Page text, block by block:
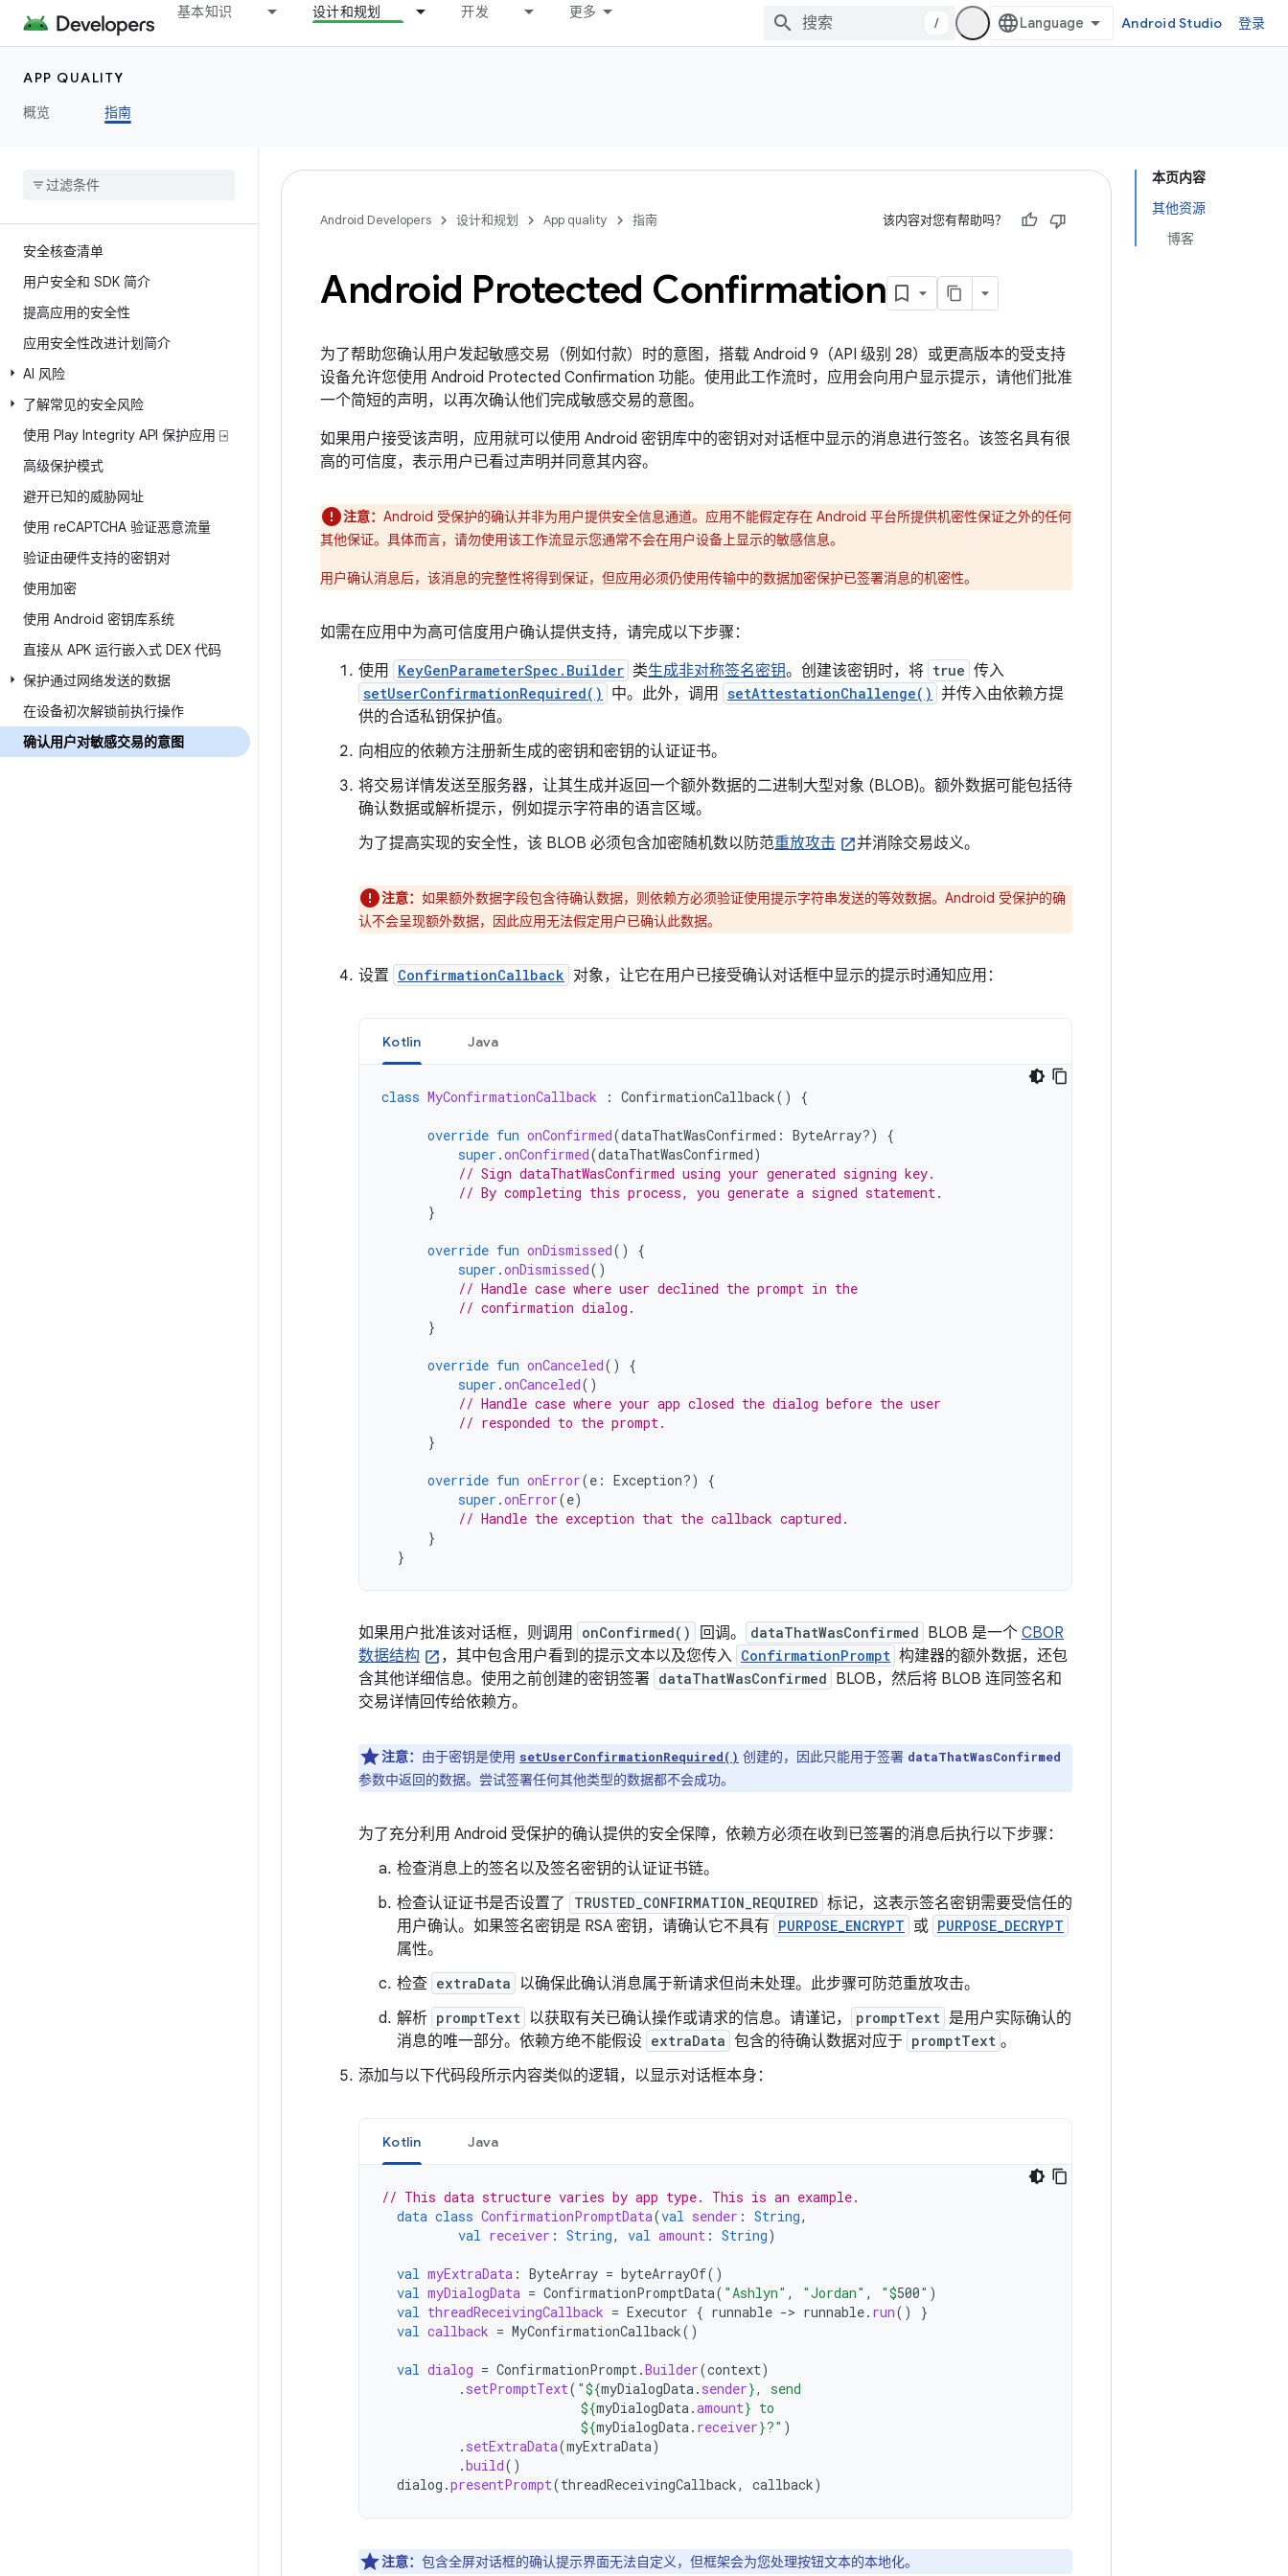
基本知识 设计和规划 开发 更多
/ Android Studio 登录
APP QUALITY
概览
指南
安全核查清单
用户安全和 SDK 简介
提高应用的安全性
应用安全性改进计划简介
AI 风险
了解常见的安全风险
使用 Play Integrity API 保护应用 ⍈
高级保护模式
避开已知的威胁网址
使用 reCAPTCHA 验证恶意流量
验证由硬件支持的密钥对
使用加密
使用 Android 密钥库系统
直接从 APK 运行嵌入式 DEX 代码
保护通过网络发送的数据
在设备初次解锁前执行操作
确认用户对敏感交易的意图
本页内容
其他资源
博客
Android Developers 设计和规划 App quality 指南 该内容对您有帮助吗？
Android Protected Confirmation
为了帮助您确认用户发起敏感交易（例如付款）时的意图，搭载 Android 9（API 级别 28）或更高版本的受支持
设备允许您使用 Android Protected Confirmation 功能。使用此工作流时，应用会向用户显示提示，请他们批准
一个简短的声明，以再次确认他们完成敏感交易的意图。
如果用户接受该声明，应用就可以使用 Android 密钥库中的密钥对对话框中显示的消息进行签名。该签名具有很
高的可信度，表示用户已看过声明并同意其内容。
注意： Android 受保护的确认并非为用户提供安全信息通道。应用不能假定存在 Android 平台所提供机密性保证之外的任何
其他保证。具体而言，请勿使用该工作流显示您通常不会在用户设备上显示的敏感信息。
用户确认消息后，该消息的完整性将得到保证，但应用必须仍使用传输中的数据加密保护已签署消息的机密性。
如需在应用中为高可信度用户确认提供支持，请完成以下步骤：
使用
KeyGenParameterSpec.Builder 类生成非对称签名密钥。创建该密钥时，将 true 传入
setUserConfirmationRequired() 中。此外，调用 setAttestationChallenge() 并传入由依赖方提
供的合适私钥保护值。
向相应的依赖方注册新生成的密钥和密钥的认证证书。
将交易详情发送至服务器，让其生成并返回一个额外数据的二进制大型对象 (BLOB)。 额外数据可能包括待
确认数据或解析提示，例如提示字符串的语言区域。
为了提高实现的安全性，该 BLOB 必须包含加密随机数以防范重放攻击 并消除交易歧义。
注意： 如果额外数据字段包含待确认数据，则依赖方必须验证使用提示字符串发送的等效数据。Android 受保护的确
认不会呈现额外数据，因此应用无法假定用户已确认此数据。
设置 ConfirmationCallback 对象，让它在用户已接受确认对话框中显示的提示时通知应用：
Kotlin Java
class MyConfirmationCallback : ConfirmationCallback() {
override fun onConfirmed(dataThatWasConfirmed : ByteArray?)
{
super .onConfirmed(dataThatWasConfirmed)
// Sign dataThatWasConfirmed using your generated signing key.
// By completing this process, you generate a signed statement.
}
override fun onDismissed()
{
super .onDismissed()
// Handle case where user declined the prompt in the
// confirmation dialog.
}
override fun onCanceled()
{
super .onCanceled()
// Handle case where your app closed the dialog before the user
// responded to the prompt.
}
override fun onError(e : Exception?)
{
super .onError(e)
// Handle the exception that the callback captured.
}
}
如果用户批准该对话框，则调用 onConfirmed() 回调。 dataThatWasConfirmed BLOB 是一个 CBOR
数据结构
，其中包含用户看到的提示文本以及您传入 ConfirmationPrompt 构建器的额外数据，还包
含其他详细信息。使用之前创建的密钥签署 dataThatWasConfirmed BLOB，然后将 BLOB 连同签名和
交易详情回传给依赖方。
注意： 由于密钥是使用 setUserConfirmationRequired() 创建的，因此只能用于签署 dataThatWasConfirmed
参数中返回的数据。尝试签署任何其他类型的数据都不会成功。
为了充分利用 Android 受保护的确认提供的安全保障，依赖方必须在收到已签署的消息后执行以下步骤：
检查消息上的签名以及签名密钥的认证证书链。
检查认证证书是否设置了
TRUSTED_CONFIRMATION_REQUIRED 标记，这表示签名密钥需要受信任的
用户确认。如果签名密钥是 RSA 密钥，请确认它不具有 PURPOSE_ENCRYPT 或 PURPOSE_DECRYPT
属性。
检查 extraData 以确保此确认消息属于新请求但尚未处理。此步骤可防范重放攻击。
解析 promptText 以获取有关已确认操作或请求的信息。请谨记， promptText 是用户实际确认的
消息的唯一部分。依赖方绝不能假设 extraData 包含的待确认数据对应于 promptText 。
添加与以下代码段所示内容类似的逻辑，以显示对话框本身：
Kotlin Java
// This data structure varies by app type. This is an example.
data class ConfirmationPromptData(val sender : String,
val receiver : String, val amount : String)
val myExtraData : ByteArray = byteArrayOf()
val myDialogData = ConfirmationPromptData( "Ashlyn" , "Jordan" , "$500" )
val threadReceivingCallback = Executor { runnable -> runnable. run()
}
val callback = MyConfirmationCallback()
val dialog = ConfirmationPrompt.Builder(context)
. setPromptText( "${myDialogData. sender}, send
${myDialogData.amount} to
${myDialogData. receiver}?" )
. setExtraData(myExtraData)
.build()
dialog .presentPrompt(threadReceivingCallback, callback)
注意： 包含全屏对话框的确认提示界面无法自定义，但框架会为您处理按钮文本的本地化。